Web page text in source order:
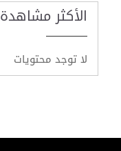
الأكثر مشاهدة
لا توجد محتويات